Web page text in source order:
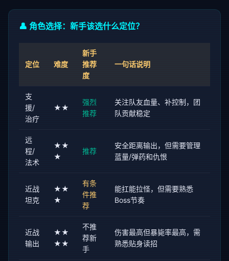
👤 角色选择：新手该选什么定位？
定位 难度
新手
推荐
度
一句话说明
支
援/
治疗
★★
强烈
推荐
关注队友血量、补控制，团
队贡献稳定
远
程/
法术
★★
★
推荐
安全距离输出，但需要管理
蓝量/弹药和仇恨
近战
坦克
★★
★
有条
件推
荐
能扛能拉怪，但需要熟悉
Boss节奏
近战
输出
★★
★★
不推
荐新
手
伤害最高但暴毙率最高，需
熟悉贴身读招